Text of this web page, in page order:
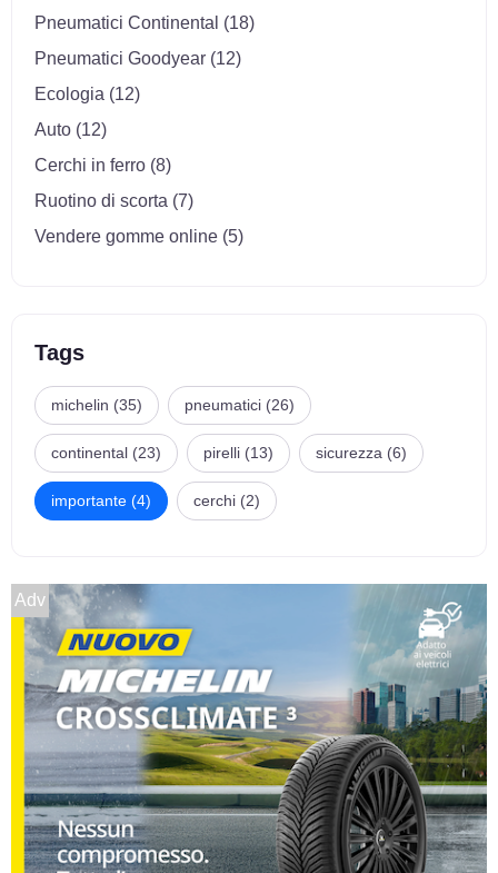
Pneumatici Continental (18)
Pneumatici Goodyear (12)
Ecologia (12)
Auto (12)
Cerchi in ferro (8)
Ruotino di scorta (7)
Vendere gomme online (5)
Tags
michelin (35) pneumatici (26)
continental (23) pirelli (13) sicurezza (6)
importante (4) cerchi (2)
Adv